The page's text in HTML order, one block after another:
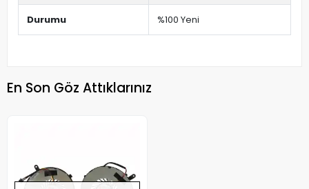
Durumu %100 Yeni
En Son Göz Attıklarınız